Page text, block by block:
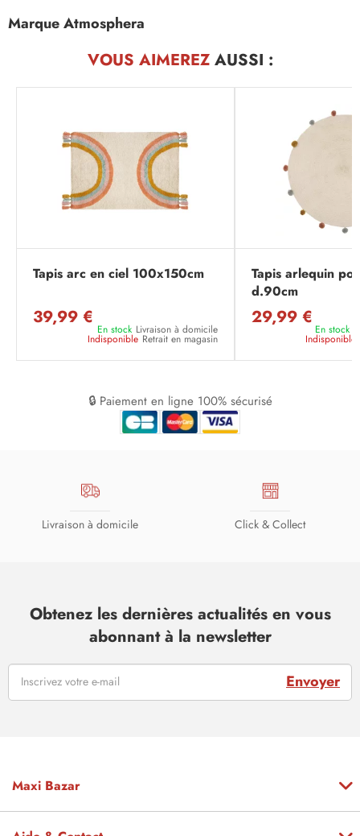
Marque Atmosphera
VOUS AIMEREZAUSSI :
Tapis arc en ciel 100x150cm
39,99 €
En stock Livraison à domicile
Indisponible Retrait en magasin
Tapis arlequin
d.90cm
29,99 €
En stock
Indisponible
🔒 Paiement en ligne 100% sécurisé
Livraison à domicile Click & Collect
Obtenez les dernières actualités en vous
abonnant à la newsletter
Envoyer
Maxi Bazar